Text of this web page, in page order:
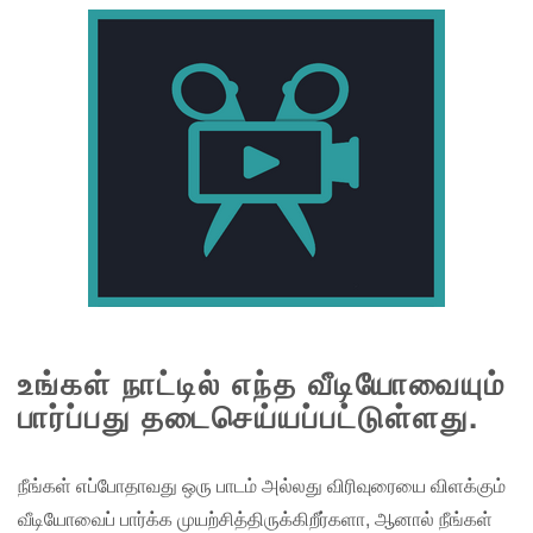
உங்கள் நாட்டில் எந்த வீடியோவையும்
பார்ப்பது தடைசெய்யப்பட்டுள்ளது.
நீங்கள் எப்போதாவது ஒரு பாடம் அல்லது விரிவுரையை விளக்கும்
வீடியோவைப் பார்க்க முயற்சித்திருக்கிறீர்களா, ஆனால் நீங்கள்